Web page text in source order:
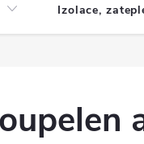
Izolace,